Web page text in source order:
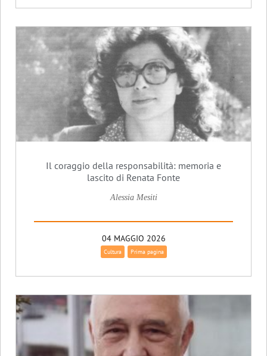
Il coraggio della responsabilità: memoria e
lascito di Renata Fonte
Alessia Mesiti
04 MAGGIO 2026
Cultura Prima pagina